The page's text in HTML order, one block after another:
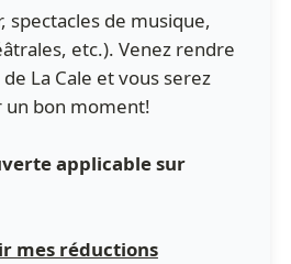
spectacles de musique,
etc.). Venez rendre
La Cale et vous serez
un bon moment!
applicable sur
mes réductions